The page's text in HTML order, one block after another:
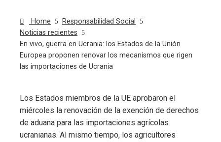
Home
Responsabilidad Social
Noticias recientes
En vivo, guerra en Ucrania: los Estados de la Unión
Europea proponen renovar los mecanismos que rigen
las importaciones de Ucrania
Los Estados miembros de la UE aprobaron el
miércoles la renovación de la exención de derechos
de aduana para las importaciones agrícolas
ucranianas. Al mismo tiempo, los agricultores